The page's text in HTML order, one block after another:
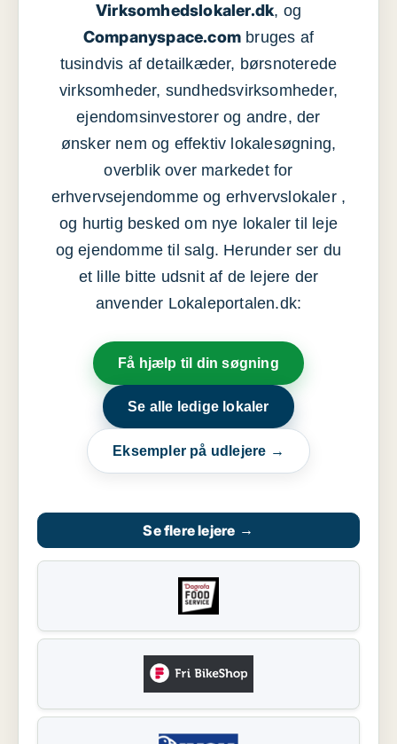
Virksomhedslokaler.dk, og
Companyspace.com bruges af
tusindvis af detailkæder, børsnoterede
virksomheder, sundhedsvirksomheder,
ejendomsinvestorer og andre, der
ønsker nem og effektiv lokalesøgning,
overblik over markedet for
erhvervsejendomme og erhvervslokaler ,
og hurtig besked om nye lokaler til leje
og ejendomme til salg. Herunder ser du
et lille bitte udsnit af de lejere der
anvender Lokaleportalen.dk:
Få hjælp til din søgning
Se alle ledige lokaler
Eksempler på udlejere →
Se flere lejere →